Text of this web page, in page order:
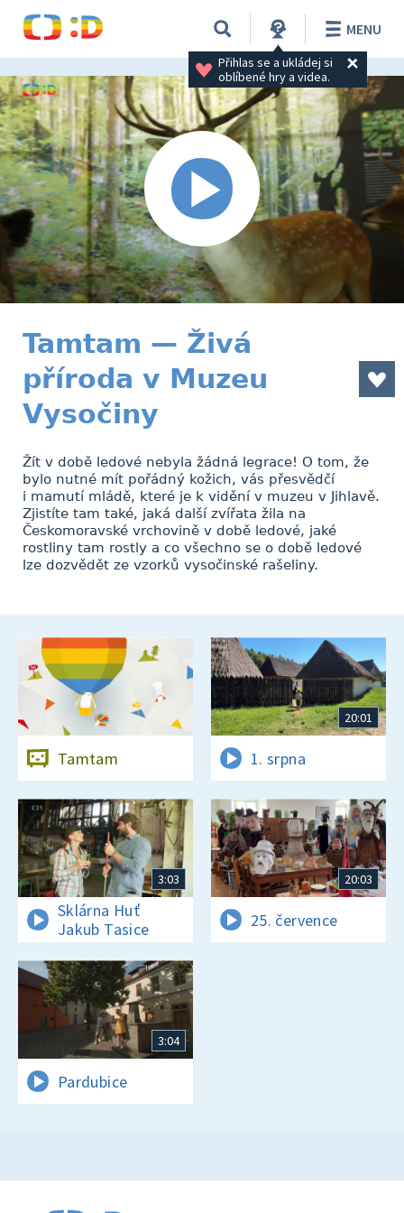
Přihlas se a ukládej si
oblíbené hry a videa.
MENU
Tamtam — Živá
příroda v Muzeu
Vysočiny
Žít v době ledové nebyla žádná legrace! O tom, že
bylo nutné mít pořádný kožich, vás přesvědčí
i mamutí mládě, které je k vidění v muzeu v Jihlavě.
Zjistíte tam také, jaká další zvířata žila na
Českomoravské vrchovině v době ledové, jaké
rostliny tam rostly a co všechno se o době ledové
lze dozvědět ze vzorků vysočinské rašeliny.
Tamtam
20:01
1. srpna
3:03
Sklárna Huť
Jakub Tasice
20:03
25. července
3:04
Pardubice